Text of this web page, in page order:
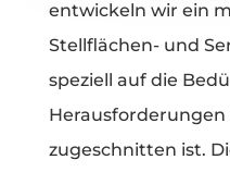
entwickeln wir ein
Stellflächen- und
speziell auf die
zugeschnitten ist.